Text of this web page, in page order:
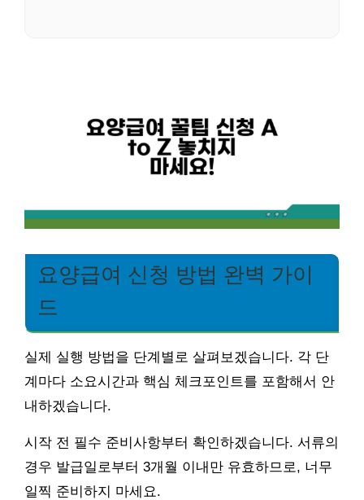
요양급여 신청 방법 완벽 가이
드
실제 실행 방법을 단계별로 살펴보겠습니다. 각 단
계마다 소요시간과 핵심 체크포인트를 포함해서 안
내하겠습니다.
시작 전 필수 준비사항부터 확인하겠습니다. 서류의
경우 발급일로부터 3개월 이내만 유효하므로, 너무
일찍 준비하지 마세요.